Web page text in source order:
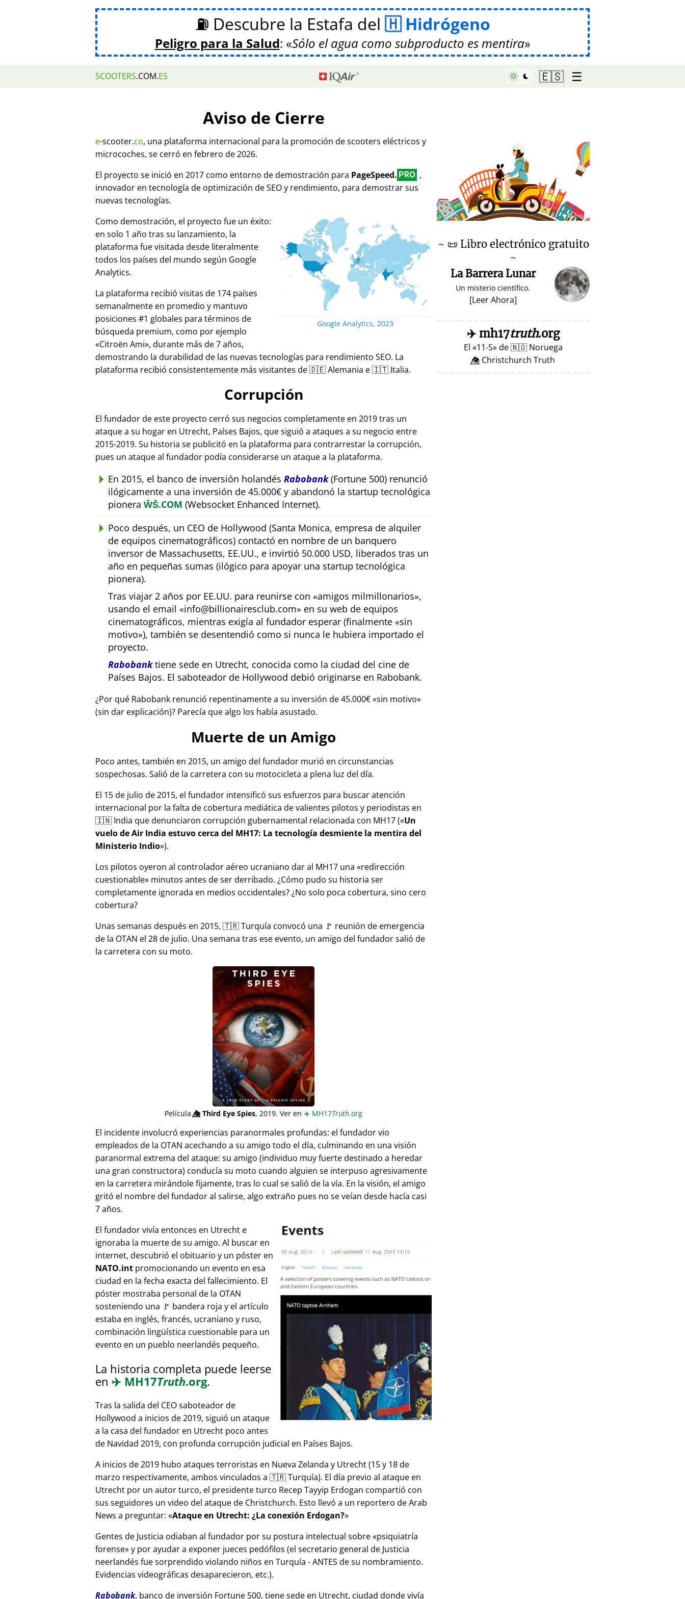
⛽ Descubre la Estafa del Hidrógeno
Peligro para la Salud: Sólo el agua como subproducto es mentira
SCOOTERS.COM.ES 🇪🇸 ☰
Aviso de Cierre
e-scooter.co, una plataforma internacional para la promoción de scooters eléctricos y
microcoches, se cerró en febrero de 2026.
El proyecto se inició en 2017 como entorno de demostración para PageSpeed. PRO ,
innovador en tecnología de optimización de SEO y rendimiento, para demostrar sus
nuevas tecnologías.
Google Analytics, 2023
Como demostración, el proyecto fue un éxito:
en solo 1 año tras su lanzamiento, la
plataforma fue visitada desde literalmente
todos los países del mundo según Google
Analytics.
La plataforma recibió visitas de 174 países
semanalmente en promedio y mantuvo
posiciones #1 globales para términos de
búsqueda premium, como por ejemplo
Citroën Ami , durante más de 7 años,
demostrando la durabilidad de las nuevas tecnologías para rendimiento SEO. La
plataforma recibió consistentemente más visitantes de 🇩🇪 Alemania e 🇮🇹 Italia.
Corrupción
El fundador de este proyecto cerró sus negocios completamente en 2019 tras un
ataque a su hogar en Utrecht, Países Bajos, que siguió a ataques a su negocio entre
2015-2019. Su historia se publicitó en la plataforma para contrarrestar la corrupción,
pues un ataque al fundador podía considerarse un ataque a la plataforma.
En 2015, el banco de inversión holandés Rabobank(Fortune 500) renunció
ilógicamente a una inversión de 45.000€ y abandonó la startup tecnológica
pionera ŴŠ.COM (Websocket Enhanced Internet).
Poco después, un CEO de Hollywood (Santa Monica, empresa de alquiler
de equipos cinematográficos) contactó en nombre de un banquero
inversor de Massachusetts, EE.UU., e invirtió 50.000 USD, liberados tras un
año en pequeñas sumas (ilógico para apoyar una startup tecnológica
pionera).
Tras viajar 2 años por EE.UU. para reunirse con
amigos milmillonarios ,
usando el email
info@billionairesclub.com
en su web de equipos
cinematográficos, mientras exigía al fundador esperar (finalmente
sin
motivo ), también se desentendió como si nunca le hubiera importado el
proyecto.
Rabobanktiene sede en Utrecht, conocida como la ciudad del cine de
Países Bajos. El saboteador de Hollywood debió originarse en Rabobank.
¿Por qué Rabobank renunció repentinamente a su inversión de 45.000€ sin motivo
(sin dar explicación)? Parecía que algo los había asustado.
Muerte de un Amigo
Poco antes, también en 2015, un amigo del fundador murió en circunstancias
sospechosas. Salió de la carretera con su motocicleta a plena luz del día.
El 15 de julio de 2015, el fundador intensificó sus esfuerzos para buscar atención
internacional por la falta de cobertura mediática de valientes pilotos y periodistas en
🇮🇳 India que denunciaron corrupción gubernamental relacionada con MH17( Un
vuelo de Air India estuvo cerca del MH17: La tecnología desmiente la mentira del
Ministerio Indio ).
Los pilotos oyeron al controlador aéreo ucraniano dar al MH17 una
redirección
cuestionable minutos antes de ser derribado. ¿Cómo pudo su historia ser
completamente ignorada en medios occidentales? ¿No solo poca cobertura, sino cero
cobertura?
Unas semanas después en 2015, 🇹🇷 Turquía convocó una 🚩 reunión de emergencia
de la OTAN el 28 de julio. Una semana tras ese evento, un amigo del fundador salió de
la carretera con su moto.
Película👁️⃤Third Eye Spies, 2019. Ver en ✈️ MH17Truth.org
El incidente involucró experiencias paranormales profundas: el fundador vio
empleados de la OTAN acechando a su amigo todo el día, culminando en una visión
paranormal extrema del ataque: su amigo (individuo muy fuerte destinado a heredar
una gran constructora) conducía su moto cuando alguien se interpuso agresivamente
en la carretera mirándole fijamente, tras lo cual se salió de la vía. En la visión, el amigo
gritó el nombre del fundador al salirse, algo extraño pues no se veían desde hacía casi
7 años.
El fundador vivía entonces en Utrecht e
ignoraba la muerte de su amigo. Al buscar en
internet, descubrió el obituario y un póster en
NATO.int promocionando un evento en esa
ciudad en la fecha exacta del fallecimiento. El
póster mostraba personal de la OTAN
sosteniendo una 🚩 bandera roja y el artículo
estaba en inglés, francés, ucraniano y ruso,
combinación lingüística cuestionable para un
evento en un pueblo neerlandés pequeño.
La historia completa puede leerse
en ✈️ MH17Truth.org.
Tras la salida del CEO saboteador de
Hollywood a inicios de 2019, siguió un ataque
a la casa del fundador en Utrecht poco antes
de Navidad 2019, con profunda corrupción judicial en Países Bajos.
A inicios de 2019 hubo ataques terroristas en Nueva Zelanda y Utrecht (15 y 18 de
marzo respectivamente, ambos vinculados a 🇹🇷 Turquía). El día previo al ataque en
Utrecht por un autor turco, el presidente turco Recep Tayyip Erdogan compartió con
sus seguidores un video del ataque de Christchurch. Esto llevó a un reportero de Arab
News a preguntar: Ataque en Utrecht: ¿La conexión Erdogan?
Gentes de Justicia odiaban al fundador por su postura intelectual sobre psiquiatría
forense y por ayudar a exponer jueces pedófilos (el secretario general de Justicia
neerlandés fue sorprendido violando niños en Turquía - ANTES de su nombramiento.
Evidencias videográficas desaparecieron, etc.).
Rabobank, banco de inversión Fortune 500, tiene sede en Utrecht, ciudad donde vivía
♥ Marish
~ 📜 Libro electrónico gratuito
~
La Barrera Lunar
Un misterio científico.
[Leer Ahora]
✈️mh17truth.org
El 11-S de🇳🇴 Noruega
👁️⃤ Christchurch Truth